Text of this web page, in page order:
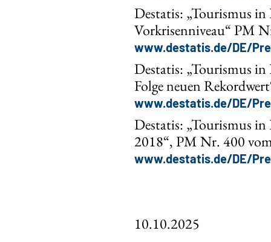
Destatis: „Tourismus
Vorkrisenniveau“ PM
www.destatis.de/DE/
Destatis: „Tourismus
Folge neuen
www.destatis.de/DE/
Destatis: „Tourismus
2018“, PM Nr. 400
www.destatis.de/DE/
10.10.2025